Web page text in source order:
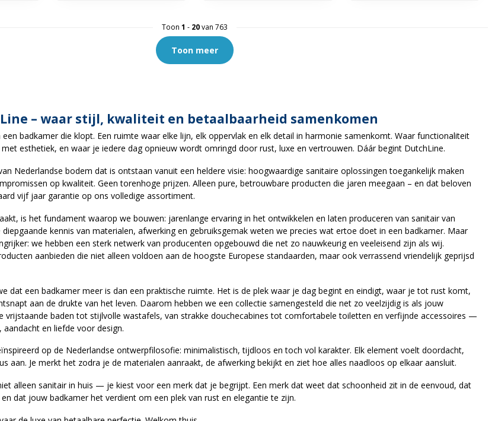
Toon 1 - 20van 763
Toon meer
– waar stijl, kwaliteit en betaalbaarheid samenkomen
een badkamer die klopt. Een ruimte waar elke lijn, elk oppervlak en elk detail in harmonie samenkomt. Waar functionaliteit
esthetiek, en waar je iedere dag opnieuw wordt omringd door rust, luxe en vertrouwen. Dáár begint DutchLine.
Nederlandse bodem dat is ontstaan vanuit een heldere visie: hoogwaardige sanitaire oplossingen toegankelijk maken
op kwaliteit. Geen torenhoge prijzen. Alleen pure, betrouwbare producten die jaren meegaan – en dat beloven
vijf jaar garantie op ons volledige assortiment.
is het fundament waarop we bouwen: jarenlange ervaring in het ontwikkelen en laten produceren van sanitair van
kennis van materialen, afwerking en gebruiksgemak weten we precies wat ertoe doet in een badkamer. Maar
we hebben een sterk netwerk van producenten opgebouwd die net zo nauwkeurig en veeleisend zijn als wij.
aanbieden die niet alleen voldoen aan de hoogste Europese standaarden, maar ook verrassend vriendelijk geprijsd
dat een badkamer meer is dan een praktische ruimte. Het is de plek waar je dag begint en eindigt, waar je tot rust komt,
aan de drukte van het leven. Daarom hebben we een collectie samengesteld die net zo veelzijdig is als jouw
vrijstaande baden tot stijlvolle wastafels, van strakke douchecabines tot comfortabele toiletten en verfijnde accessoires —
en liefde voor design.
op de Nederlandse ontwerpfilosofie: minimalistisch, tijdloos en toch vol karakter. Elk element voelt doordacht,
aan. Je merkt het zodra je de materialen aanraakt, de afwerking bekijkt en ziet hoe alles naadloos op elkaar aansluit.
alleen sanitair in huis — je kiest voor een merk dat je begrijpt. Een merk dat weet dat schoonheid zit in de eenvoud, dat
dat jouw badkamer het verdient om een plek van rust en elegantie te zijn.